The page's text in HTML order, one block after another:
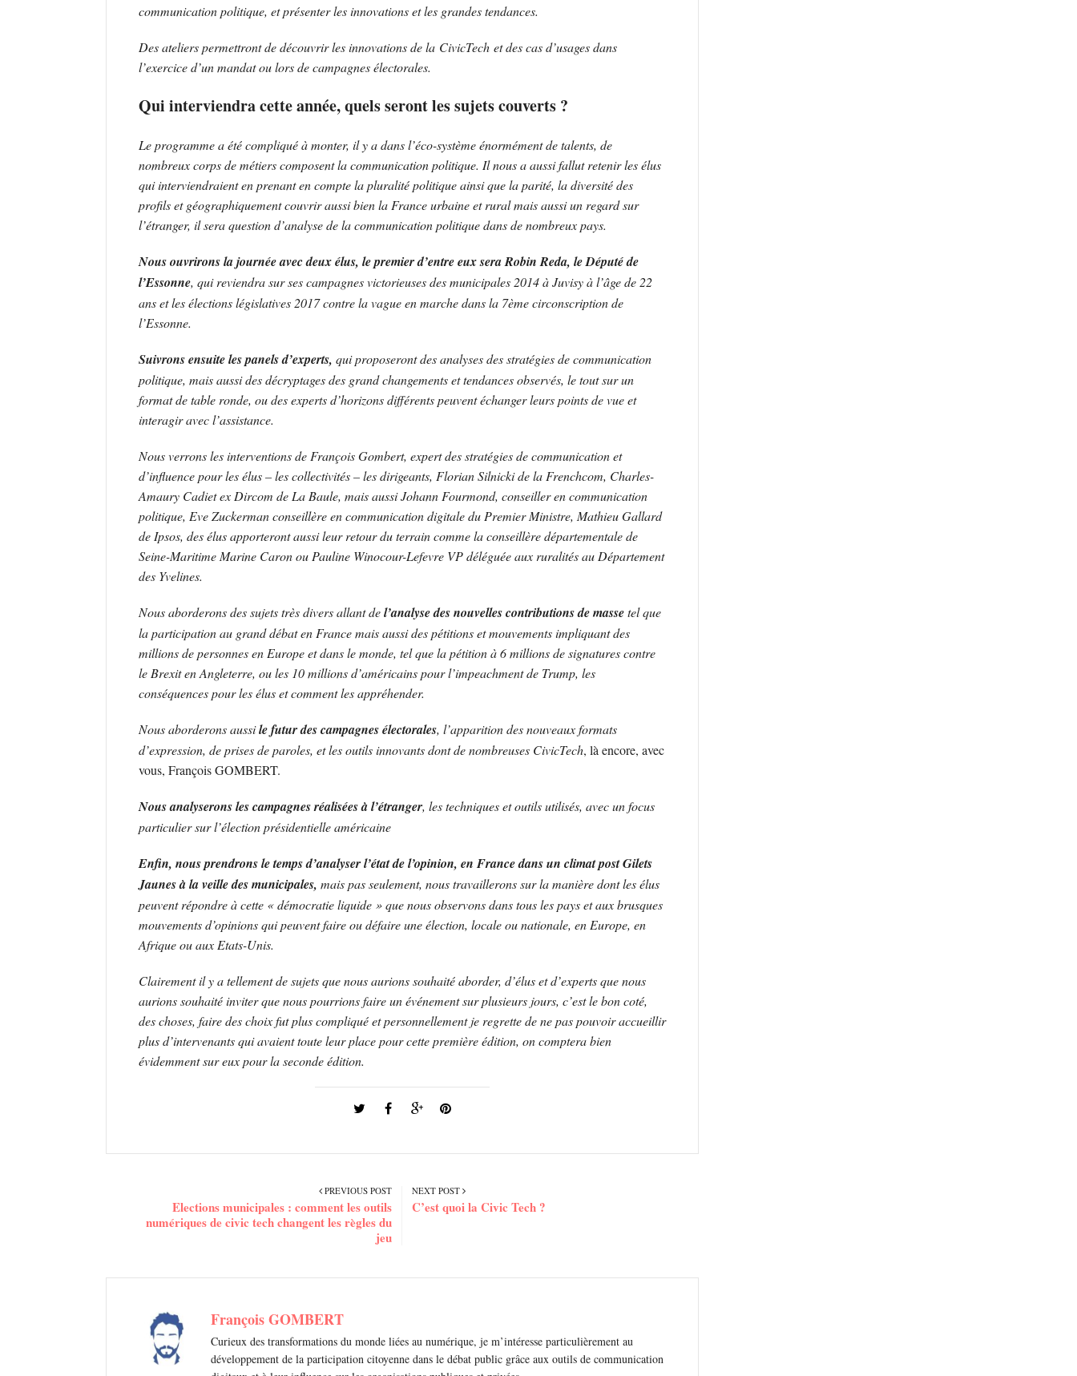
communication politique, et présenter les innovations et les grandes tendances.
Des ateliers permettront de découvrir les innovations de la CivicTech et des cas d’usages dans
l’exercice d’un mandat ou lors de campagnes électorales.
Qui interviendra cette année, quels seront les sujets couverts ?
Le programme a été compliqué à monter, il y a dans l’éco-système énormément de talents, de
nombreux corps de métiers composent la communication politique. Il nous a aussi fallut retenir les élus
qui interviendraient en prenant en compte la pluralité politique ainsi que la parité, la diversité des
profils et géographiquement couvrir aussi bien la France urbaine et rural mais aussi un regard sur
l’étranger, il sera question d’analyse de la communication politique dans de nombreux pays.
Nous ouvrirons la journée avec deux élus, le premier d’entre eux sera Robin Reda, le Député de
l’Essonne, qui reviendra sur ses campagnes victorieuses des municipales 2014 à Juvisy à l’âge de 22
ans et les élections législatives 2017 contre la vague en marche dans la 7ème circonscription de
l’Essonne.
Suivrons ensuite les panels d’experts, qui proposeront des analyses des stratégies de communication
politique, mais aussi des décryptages des grand changements et tendances observés, le tout sur un
format de table ronde, ou des experts d’horizons différents peuvent échanger leurs points de vue et
interagir avec l’assistance.
Nous verrons les interventions de François Gombert, expert des stratégies de communication et
d’influence pour les élus – les collectivités – les dirigeants, Florian Silnicki de la Frenchcom, Charles-
Amaury Cadiet ex Dircom de La Baule, mais aussi Johann Fourmond, conseiller en communication
politique, Eve Zuckerman conseillère en communication digitale du Premier Ministre, Mathieu Gallard
de Ipsos, des élus apporteront aussi leur retour du terrain comme la conseillère départementale de
Seine-Maritime Marine Caron ou Pauline Winocour-Lefevre VP déléguée aux ruralités au Département
des Yvelines.
Nous aborderons des sujets très divers allant del’analyse des nouvelles contributions de massetel que
la participation au grand débat en France mais aussi des pétitions et mouvements impliquant des
millions de personnes en Europe et dans le monde, tel que la pétition à 6 millions de signatures contre
le Brexit en Angleterre, ou les 10 millions d’américains pour l’impeachment de Trump, les
conséquences pour les élus et comment les appréhender.
Nous aborderons aussile futur des campagnes électorales, l’apparition des nouveaux formats
d’expression, de prises de paroles, et les outils innovants dont de nombreuses CivicTech, là encore, avec
vous, François GOMBERT.
Nous analyserons les campagnes réalisées à l’étranger, les techniques et outils utilisés, avec un focus
particulier sur l’élection présidentielle américaine
Enfin, nous prendrons le temps d’analyser l’état de l’opinion, en France dans un climat post Gilets
Jaunes à la veille des municipales, mais pas seulement, nous travaillerons sur la manière dont les élus
peuvent répondre à cette « démocratie liquide » que nous observons dans tous les pays et aux brusques
mouvements d’opinions qui peuvent faire ou défaire une élection, locale ou nationale, en Europe, en
Afrique ou aux Etats-Unis.
Clairement il y a tellement de sujets que nous aurions souhaité aborder, d’élus et d’experts que nous
aurions souhaité inviter que nous pourrions faire un événement sur plusieurs jours, c’est le bon coté,
des choses, faire des choix fut plus compliqué et personnellement je regrette de ne pas pouvoir accueillir
plus d’intervenants qui avaient toute leur place pour cette première édition, on comptera bien
évidemment sur eux pour la seconde édition.
NEXT POST
C’est quoi la Civic Tech ?
PREVIOUS POST
Elections municipales : comment les outils
numériques de civic tech changent les règles du
jeu
François GOMBERT
Curieux des transformations du monde liées au numérique, je m’intéresse particulièrement au
développement de la participation citoyenne dans le débat public grâce aux outils de communication